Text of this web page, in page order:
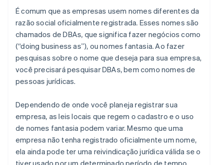
É comum que as empresas usem nomes diferentes da
razão social oficialmente registrada. Esses nomes são
chamados de DBAs, que significa fazer negócios como
(“doing business as”), ou nomes fantasia. Ao fazer
pesquisas sobre o nome que deseja para sua empresa,
você precisará pesquisar DBAs, bem como nomes de
pessoas jurídicas.
Dependendo de onde você planeja registrar sua
empresa, as leis locais que regem o cadastro e o uso
de nomes fantasia podem variar. Mesmo que uma
empresa não tenha registrado oficialmente um nome,
ela ainda pode ter uma reivindicação jurídica válida se o